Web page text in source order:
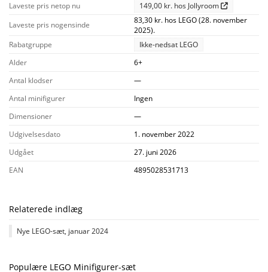
Laveste pris netop nu
149,00 kr. hos Jollyroom
Laveste pris nogensinde
83,30 kr. hos LEGO (28. november
2025).
Rabatgruppe
Ikke-nedsat LEGO
Alder
6+
Antal klodser
—
Antal minifigurer
Ingen
Dimensioner
—
Udgivelsesdato
1. november 2022
Udgået
27. juni 2026
EAN
4895028531713
Relaterede indlæg
Nye LEGO-sæt, januar 2024
Populære LEGO Minifigurer-sæt